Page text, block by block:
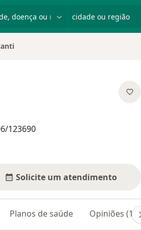
123690
Solicite um atendimento
Planos de saúde Opiniões (15)